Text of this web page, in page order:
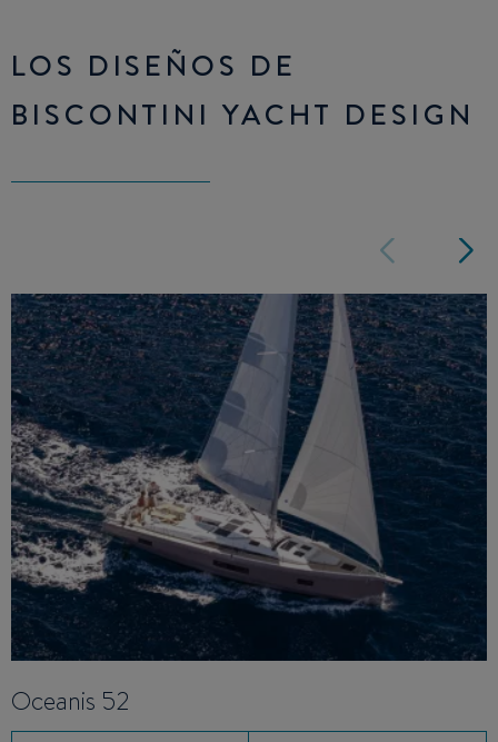
LOS DISEÑOS DE
BISCONTINI YACHT DESIGN
Oceanis 52